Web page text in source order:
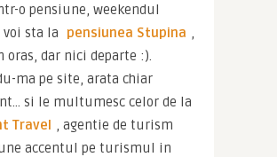
o pensiune, weekendul
voi sta la
pensiunea Stupina ,
oras, dar nici departe :).
ma pe site, arata chiar
Travel , agentie de turism
accentul pe turismul in